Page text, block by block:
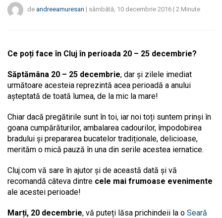
de andreeamuresan | sâmbătă, 10 decembrie 2016 | 2 Minute
Ce poți face în Cluj în perioada 20 – 25 decembrie?
Săptămâna 20 – 25 decembrie, dar și zilele imediat
următoare acesteia reprezintă acea perioadă a anului
așteptată de toată lumea, de la mic la mare!
Chiar dacă pregătirile sunt în toi, iar noi toți suntem prinși în
goana cumpărăturilor, ambalarea cadourilor, împodobirea
bradului și prepararea bucatelor tradiționale, delicioase,
merităm o mică pauză în una din serile acestea iernatice.
Cluj.com vă sare în ajutor și de această dată și vă
recomandă câteva dintre cele mai frumoase evenimente
ale acestei perioade!
Marți, 20 decembrie, vă puteți lăsa prichindeii la o Seară